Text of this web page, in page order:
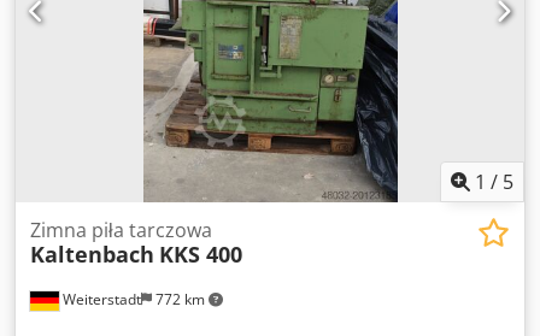
1 / 5
Weiterstadt 772 km
Zimna piła tarczowa
Kaltenbach KKS 400